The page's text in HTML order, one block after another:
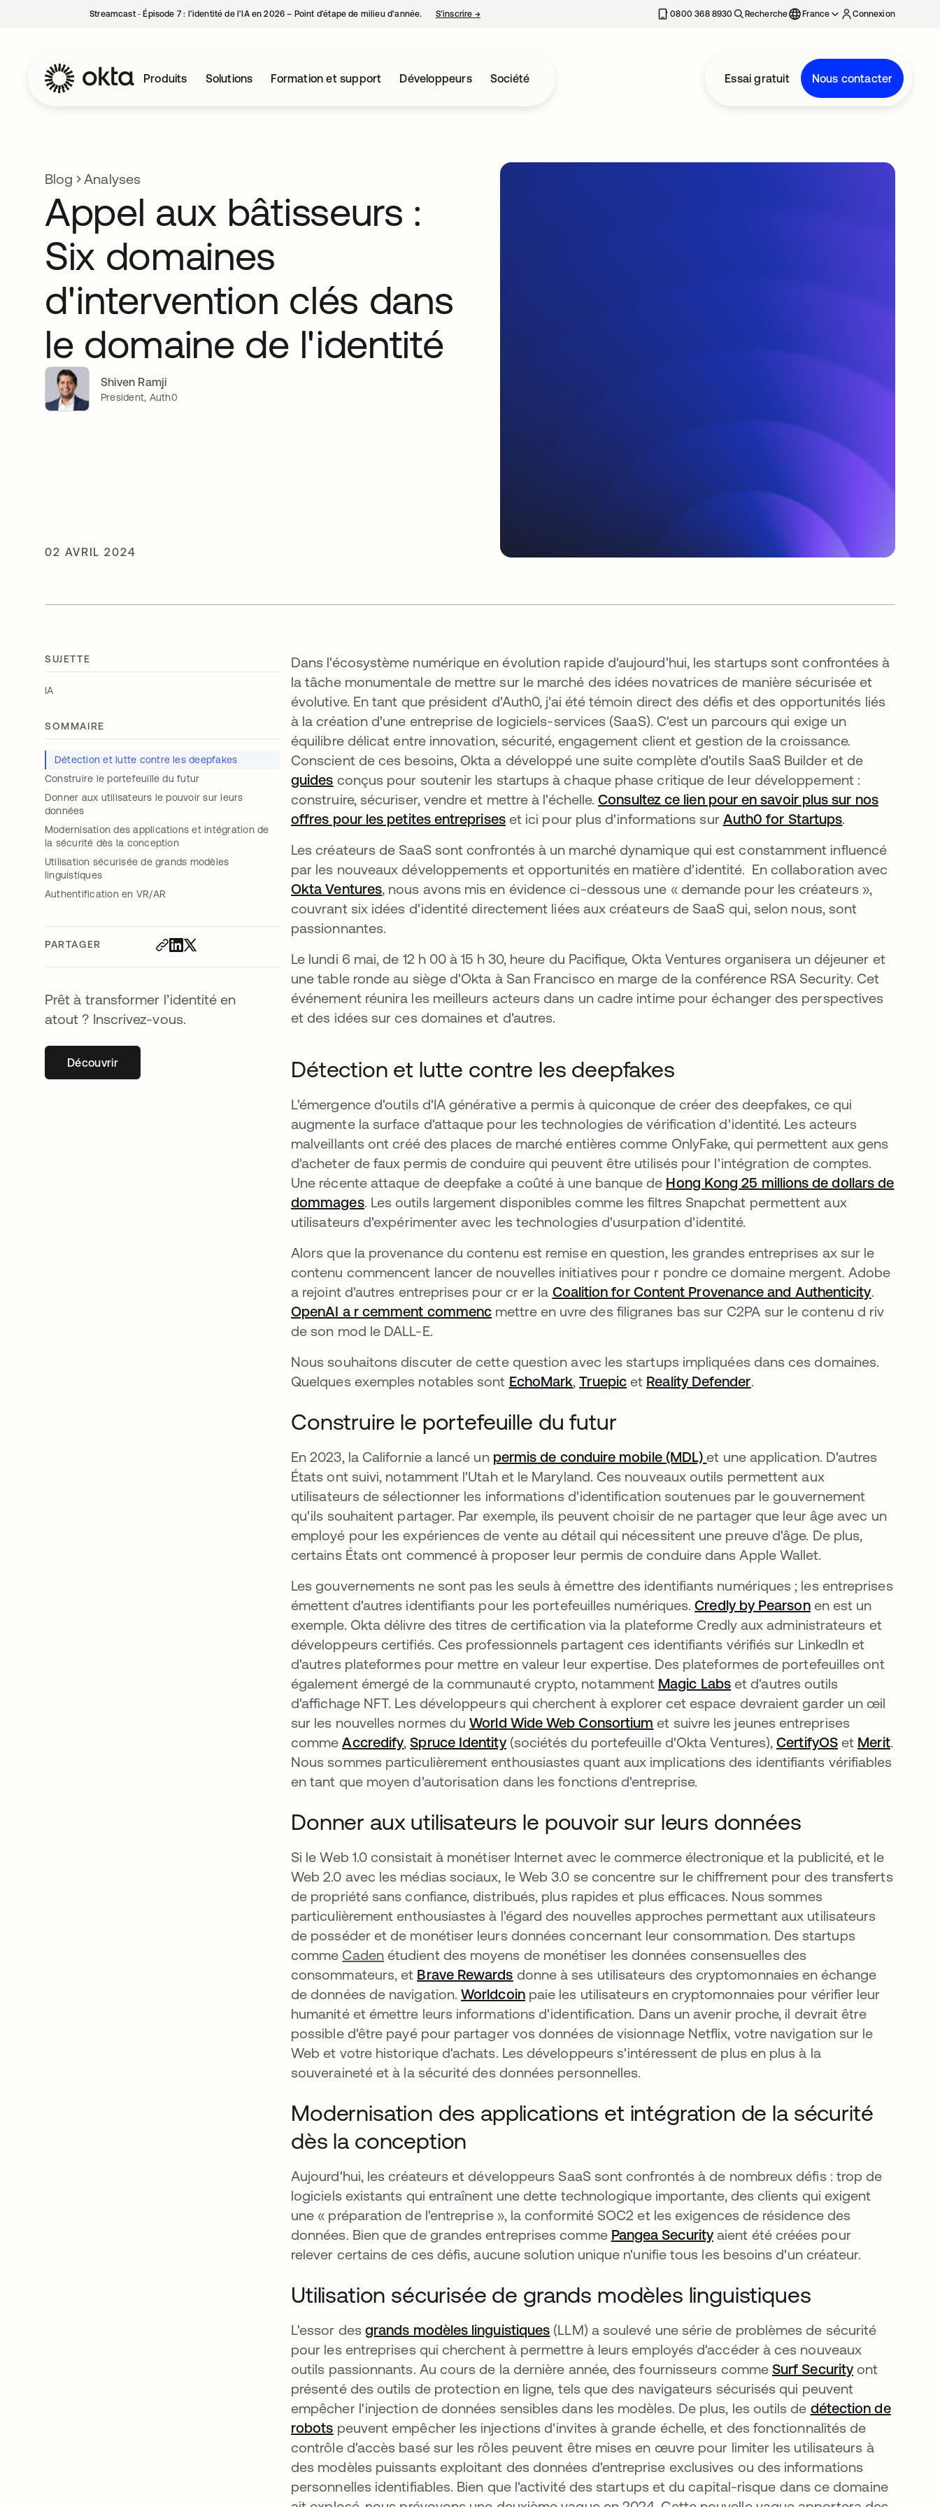
Streamcast ‑ Épisode 7 : l’identité de l’IA en 2026 – Point d’étape de milieu d’année. S’inscrire →s’ouvre dans un nouvel onglet 0800 368 8930 Recherche France Connexion
Produits Solutions Formation et support Développeurs Société Essai gratuit Nous contacter
Blog Analyses
Appel aux bâtisseurs :
Six domaines
d'intervention clés dans
le domaine de l'identité
Shiven Ramji
President, Auth0
02 AVRIL 2024
SUJETTE
IA
SOMMAIRE
Détection et lutte contre les deepfakes
Construire le portefeuille du futur
Donner aux utilisateurs le pouvoir sur leurs
données
Modernisation des applications et intégration de
la sécurité dès la conception
Utilisation sécurisée de grands modèles
linguistiques
Authentification en VR/AR
PARTAGER
Prêt à transformer l’identité en
atout ? Inscrivez-vous.
Découvrirs’ouvre dans un nouvel onglet
Dans l'écosystème numérique en évolution rapide d'aujourd'hui, les startups sont confrontées à
la tâche monumentale de mettre sur le marché des idées novatrices de manière sécurisée et
évolutive. En tant que président d'Auth0, j'ai été témoin direct des défis et des opportunités liés
à la création d'une entreprise de logiciels-services (SaaS). C'est un parcours qui exige un
équilibre délicat entre innovation, sécurité, engagement client et gestion de la croissance.
Conscient de ces besoins, Okta a développé une suite complète d'outils SaaS Builder et de
guides s’ouvre dans un nouvel onglet
conçus pour soutenir les startups à chaque phase critique de leur développement :
construire, sécuriser, vendre et mettre à l'échelle.Consultez ce lien pour en savoir plus sur nos
offres pour les petites entreprisess’ouvre dans un nouvel onglet
et ici pour plus d'informations sur Auth0 for Startupss’ouvre dans
.
Les créateurs de SaaS sont confrontés à un marché dynamique qui est constamment influencé
par les nouveaux développements et opportunités en matière d'identité. En collaboration avec
Okta Venturess’ouvre dans un nouvel onglet
, nous avons mis en évidence ci-dessous une « demande pour les créateurs »,
couvrant six idées d'identité directement liées aux créateurs de SaaS qui, selon nous, sont
passionnantes.
Le lundi 6 mai, de 12 h 00 à 15 h 30, heure du Pacifique, Okta Ventures organisera un déjeuner et
une table ronde au siège d'Okta à San Francisco en marge de la conférence RSA Security. Cet
événement réunira les meilleurs acteurs dans un cadre intime pour échanger des perspectives
et des idées sur ces domaines et d'autres.
Détection et lutte contre les deepfakes
L'émergence d'outils d'IA générative a permis à quiconque de créer des deepfakes, ce qui
augmente la surface d'attaque pour les technologies de vérification d'identité. Les acteurs
malveillants ont créé des places de marché entières comme OnlyFake, qui permettent aux gens
d'acheter de faux permis de conduire qui peuvent être utilisés pour l'intégration de comptes.
Une récente attaque de deepfake a coûté à une banque de Hong Kong 25 millions de dollars de
dommagess’ouvre dans un nouvel onglet
. Les outils largement disponibles comme les filtres Snapchat permettent aux
utilisateurs d'expérimenter avec les technologies d'usurpation d'identité.
Alors que la provenance du contenu est remise en question, les grandes entreprises ax sur le
contenu commencent lancer de nouvelles initiatives pour r pondre ce domaine mergent. Adobe
a rejoint d'autres entreprises pour cr er la Coalition for Content Provenance and Authenticitys’ouvre
.
OpenAI a r cemment commenc s’ouvre dans un nouvel onglet
mettre en uvre des filigranes bas sur C2PA sur le contenu d riv
de son mod le DALL-E.
Nous souhaitons discuter de cette question avec les startups impliquées dans ces domaines.
Quelques exemples notables sont EchoMarks’ouvre dans un nouvel onglet
,Truepics’ouvre dans un nouvel onglet
et Reality Defenders’ouvre dans un nouvel onglet
.
Construire le portefeuille du futur
En 2023, la Californie a lancé un permis de conduire mobile (MDL)s’ouvre dans un nouvel onglet
et une application. D'autres
États ont suivi, notamment l'Utah et le Maryland. Ces nouveaux outils permettent aux
utilisateurs de sélectionner les informations d'identification soutenues par le gouvernement
qu'ils souhaitent partager. Par exemple, ils peuvent choisir de ne partager que leur âge avec un
employé pour les expériences de vente au détail qui nécessitent une preuve d'âge. De plus,
certains États ont commencé à proposer leur permis de conduire dans Apple Wallet.
Les gouvernements ne sont pas les seuls à émettre des identifiants numériques ; les entreprises
émettent d'autres identifiants pour les portefeuilles numériques.Credly by Pearsons’ouvre dans un
en est un
exemple. Okta délivre des titres de certification via la plateforme Credly aux administrateurs et
développeurs certifiés. Ces professionnels partagent ces identifiants vérifiés sur LinkedIn et
d'autres plateformes pour mettre en valeur leur expertise. Des plateformes de portefeuilles ont
également émergé de la communauté crypto, notamment Magic Labss’ouvre dans un nouvel onglet
et d'autres outils
d'affichage NFT. Les développeurs qui cherchent à explorer cet espace devraient garder un œil
sur les nouvelles normes duWorld Wide Web Consortium s’ouvre dans un nouvel onglet
et suivre les jeunes entreprises
commeAccredifys’ouvre dans un nouvel onglet
,Spruce Identitys’ouvre dans un nouvel onglet
(sociétés du portefeuille d'Okta Ventures),CertifyOSs’ouvre dans
et Merit.
Nous sommes particulièrement enthousiastes quant aux implications des identifiants vérifiables
en tant que moyen d'autorisation dans les fonctions d'entreprise.
Donner aux utilisateurs le pouvoir sur leurs données
Si le Web 1.0 consistait à monétiser Internet avec le commerce électronique et la publicité, et le
Web 2.0 avec les médias sociaux, le Web 3.0 se concentre sur le chiffrement pour des transferts
de propriété sans confiance, distribués, plus rapides et plus efficaces. Nous sommes
particulièrement enthousiastes à l'égard des nouvelles approches permettant aux utilisateurs
de posséder et de monétiser leurs données concernant leur consommation. Des startups
comme Cadenétudient des moyens de monétiser les données consensuelles des
consommateurs, et Brave Rewards s’ouvre dans un nouvel onglet
donne à ses utilisateurs des cryptomonnaies en échange
de données de navigation.Worldcoins’ouvre dans un nouvel onglet
paie les utilisateurs en cryptomonnaies pour vérifier leur
humanité et émettre leurs informations d'identification. Dans un avenir proche, il devrait être
possible d'être payé pour partager vos données de visionnage Netflix, votre navigation sur le
Web et votre historique d'achats. Les développeurs s'intéressent de plus en plus à la
souveraineté et à la sécurité des données personnelles.
Modernisation des applications et intégration de la sécurité
dès la conception
Aujourd'hui, les créateurs et développeurs SaaS sont confrontés à de nombreux défis : trop de
logiciels existants qui entraînent une dette technologique importante, des clients qui exigent
une « préparation de l'entreprise », la conformité SOC2 et les exigences de résidence des
données. Bien que de grandes entreprises comme Pangea Securitys’ouvre dans un nouvel onglet
aient été créées pour
relever certains de ces défis, aucune solution unique n'unifie tous les besoins d'un créateur.
Utilisation sécurisée de grands modèles linguistiques
L'essor des grands modèles linguistiques s’ouvre dans un nouvel onglet
(LLM) a soulevé une série de problèmes de sécurité
pour les entreprises qui cherchent à permettre à leurs employés d'accéder à ces nouveaux
outils passionnants. Au cours de la dernière année, des fournisseurs comme Surf Securityont
présenté des outils de protection en ligne, tels que des navigateurs sécurisés qui peuvent
empêcher l'injection de données sensibles dans les modèles. De plus, les outils de détection de
robots s’ouvre dans un nouvel onglet
peuvent empêcher les injections d'invites à grande échelle, et des fonctionnalités de
contrôle d'accès basé sur les rôles peuvent être mises en œuvre pour limiter les utilisateurs à
des modèles puissants exploitant des données d'entreprise exclusives ou des informations
personnelles identifiables. Bien que l'activité des startups et du capital-risque dans ce domaine